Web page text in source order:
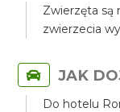
Zwierzęta są
zwierzecia
JAK
Do hotelu